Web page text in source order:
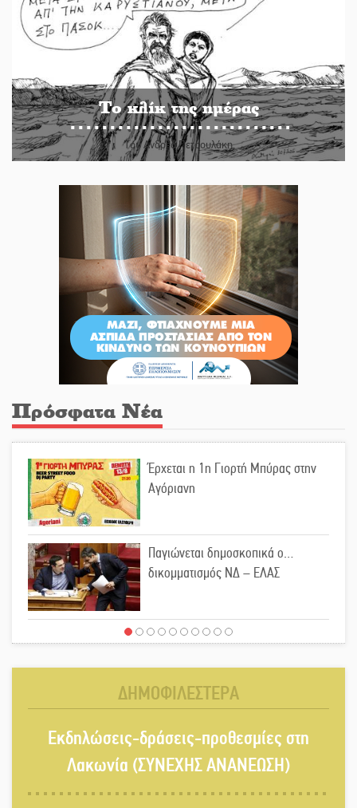
Το κλίκ της ημέρας
Του Ανδρέα Πετρουλάκη
Πρόσφατα Νέα
Έρχεται η 1η Γιορτή Μπύρας στην
Αγόριανη
Παγιώνεται δημοσκοπικά ο…
δικομματισμός ΝΔ – ΕΛΑΣ
«Κεραυνοί» Μιχαλακάκου για την
«Νεαπολίτικα καρετομωράκια» στη
Νεάπολη
ΔΗΜΟΦΙΛΕΣΤΕΡΑ
Εκδηλώσεις-δράσεις-προθεσμίες στη
Λακωνία (ΣΥΝΕΧΗΣ ΑΝΑΝΕΩΣΗ)